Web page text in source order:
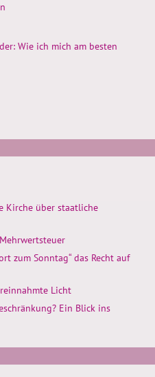
Wie ich mich am besten
Kirche über staatliche
zum Sonntag“ das Recht auf
Licht
Ein Blick ins